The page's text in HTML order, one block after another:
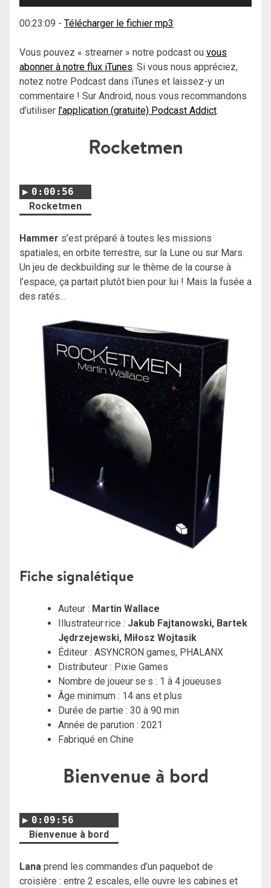
00:23:09 - Télécharger le fichier mp3
Vous pouvez « streamer » notre podcast ou vous
abonner à notre flux iTunes. Si vous nous appréciez,
notez notre Podcast dans iTunes et laissez-y un
commentaire ! Sur Android, nous vous recommandons
d’utiliser l’application (gratuite) Podcast Addict.
Rocketmen
0:00:56
Rocketmen
Hammer s’est préparé à toutes les missions
spatiales, en orbite terrestre, sur la Lune ou sur Mars.
Un jeu de deckbuilding sur le thème de la course à
l’espace, ça partait plutôt bien pour lui ! Mais la fusée a
des ratés…
Fiche signalétique
Auteur : Martin Wallace
Illustrateur·rice : Jakub Fajtanowski, Bartek
Jędrzejewski, Miłosz Wojtasik
Éditeur : ASYNCRON games, PHALANX
Distributeur : Pixie Games
Nombre de joueur·se·s : 1 à 4 joueuses
Âge minimum : 14 ans et plus
Durée de partie : 30 à 90 min
Année de parution : 2021
Fabriqué en Chine
Bienvenue à bord
0:09:56
Bienvenue à bord
Lana prend les commandes d’un paquebot de
croisière : entre 2 escales, elle ouvre les cabines et